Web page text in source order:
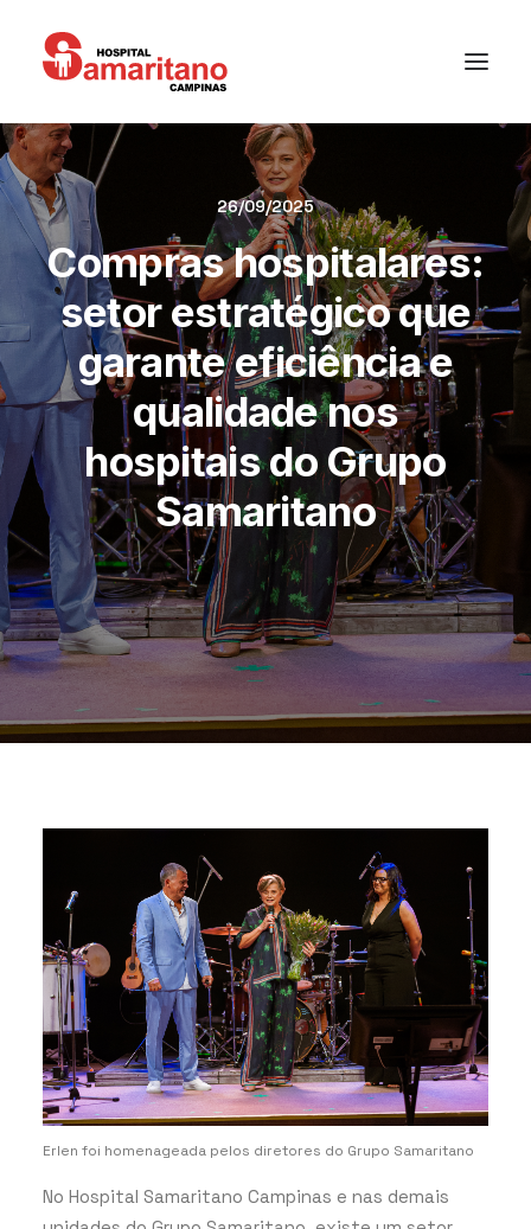
26/09/2025
Compras hospitalares:
setor estratégico que
garante eficiência e
qualidade nos
hospitais do Grupo
Samaritano
Erlen foi homenageada pelos diretores do Grupo Samaritano
No Hospital Samaritano Campinas e nas demais